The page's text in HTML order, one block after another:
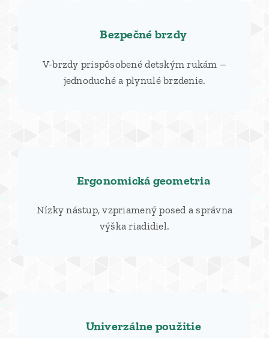
🛑 Bezpečné brzdy
V-brzdy prispôsobené detským rukám –
jednoduché a plynulé brzdenie.
👌 Ergonomická geometria
Nízky nástup, vzpriamený posed a správna
výška riadidiel.
🌳 Univerzálne použitie